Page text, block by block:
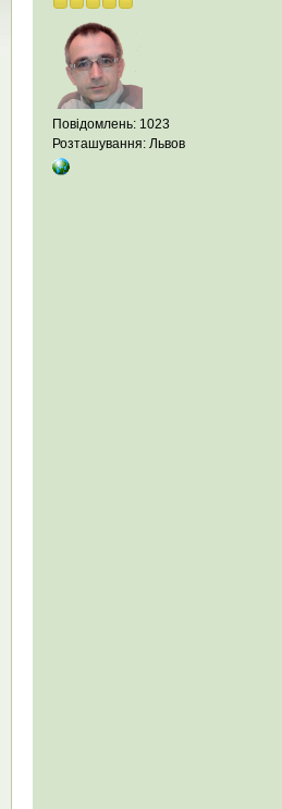
Повідомлень: 1023
Розташування: Львов